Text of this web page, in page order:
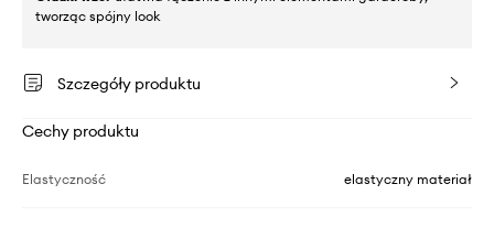
tworząc spójny look
Szczegóły produktu
Cechy produktu
Elastyczność elastyczny materiał